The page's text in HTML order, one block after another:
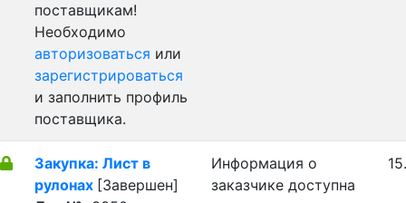
поставщикам!
Необходимо
авторизоваться или
зарегистрироваться
и заполнить профиль
поставщика.
Закупка: Лист в
рулонах [Завершен]
Информация о
заказчике доступна